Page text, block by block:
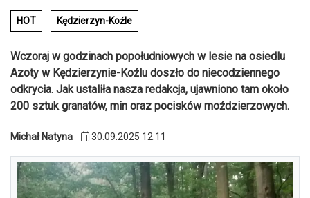
HOT Kędzierzyn-Koźle
Wczoraj w godzinach popołudniowych w lesie na osiedlu
Azoty w Kędzierzynie-Koźlu doszło do niecodziennego
odkrycia. Jak ustaliła nasza redakcja, ujawniono tam około
200 sztuk granatów, min oraz pocisków moździerzowych.
Michał Natyna 30.09.2025 12:11